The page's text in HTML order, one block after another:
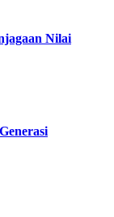
Nilai